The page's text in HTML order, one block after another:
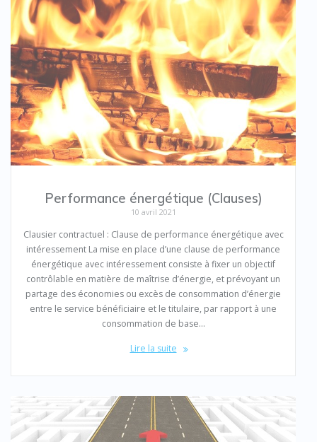
Performance énergétique (Clauses)
10 avril 2021
Clausier contractuel : Clause de performance énergétique avec
intéressement La mise en place d’une clause de performance
énergétique avec intéressement consiste à fixer un objectif
contrôlable en matière de maîtrise d’énergie, et prévoyant un
partage des économies ou excès de consommation d’énergie
entre le service bénéficiaire et le titulaire, par rapport à une
consommation de base…
Lire la suite